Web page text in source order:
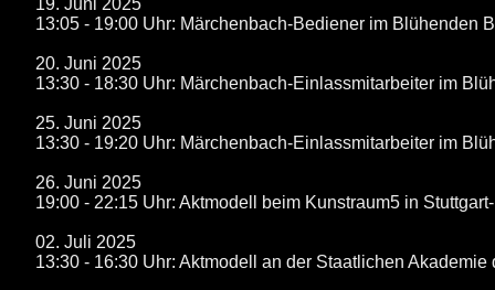
13:05 - 19:00 Uhr: Märchenbach-Bediener im Blühenden
20. Juni 2025
13:30 - 18:30 Uhr: Märchenbach-Einlassmitarbeiter im
25. Juni 2025
13:30 - 19:20 Uhr: Märchenbach-Einlassmitarbeiter im
26. Juni 2025
19:00 - 22:15 Uhr: Aktmodell beim Kunstraum5 in
02. Juli 2025
13:30 - 16:30 Uhr: Aktmodell an der Staatlichen